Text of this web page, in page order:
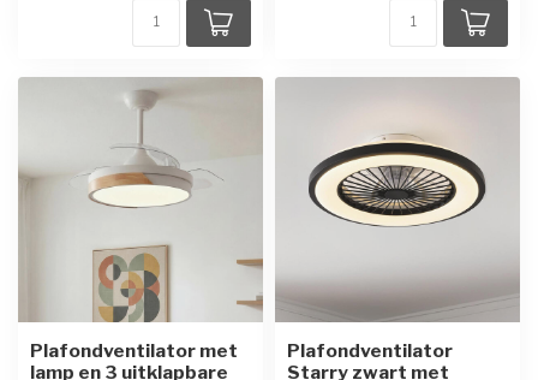
Plafondventilator met
lamp en 3 uitklapbare
Plafondventilator
Starry zwart met